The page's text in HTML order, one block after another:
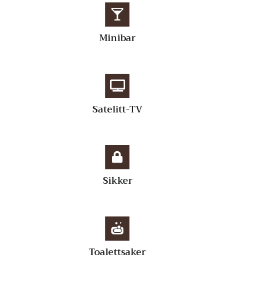
Minibar
Satelitt-TV
Sikker
Toalettsaker